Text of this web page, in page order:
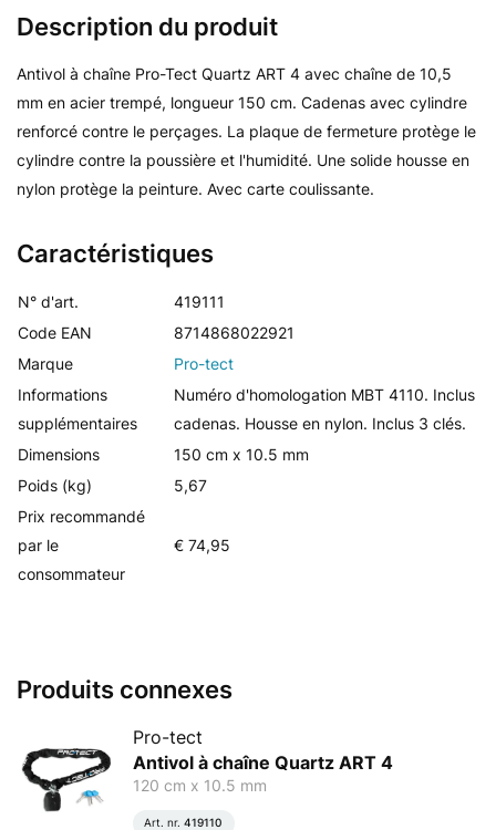
Caractéristiques
N° d'art.
419111
Code EAN
8714868022921
Marque
Pro-tect
Informations
supplémentaires
Numéro d'homologation MBT 4110. Inclus
cadenas. Housse en nylon. Inclus 3 clés.
Dimensions
150 cm x 10.5 mm
Poids (kg)
5,67
Prix recommandé
par le
consommateur
€ 74,95
Description du produit
Antivol à chaîne Pro-Tect Quartz ART 4 avec chaîne de 10,5
mm en acier trempé, longueur 150 cm. Cadenas avec cylindre
renforcé contre le perçages. La plaque de fermeture protège le
cylindre contre la poussière et l'humidité. Une solide housse en
nylon protège la peinture. Avec carte coulissante.
Produits connexes
Pro-tect
Antivol à chaîne Quartz ART 4
120 cm x 10.5 mm
Art. nr. 419110